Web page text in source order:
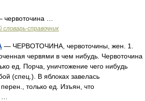
червоточина …
справочник
— ЧЕРВОТОЧИНА, червоточины, жен. 1.
червями в чем нибудь. Червоточина
ед. Порча, уничтожение чего нибудь
(спец.). В яблоках завелась
только ед. Изъян, что